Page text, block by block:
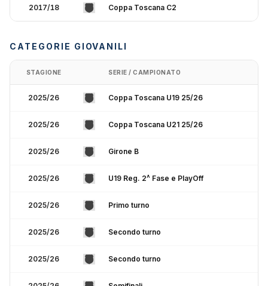
2017/18 Coppa Toscana C2
CATEGORIE GIOVANILI
STAGIONE SERIE / CAMPIONATO
2025/26 Coppa Toscana U19 25/26
2025/26 Coppa Toscana U21 25/26
2025/26 Girone B
2025/26 U19 Reg. 2^ Fase e PlayOff
2025/26 Primo turno
2025/26 Secondo turno
2025/26 Secondo turno